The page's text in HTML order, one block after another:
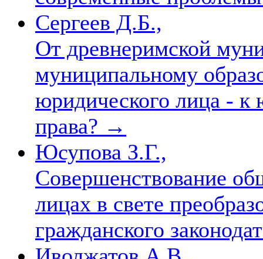
Сергеев Д.Б.,
От древнеримской
муниципальному
юридического лица - к
права? →
Юсупова З.Г.,
Совершенствование
лицах в свете
гражданского